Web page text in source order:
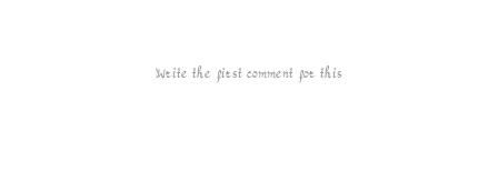
Write the first comment for this!